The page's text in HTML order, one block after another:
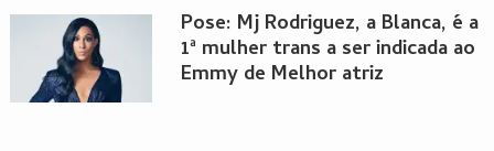
Pose: Mj Rodriguez, a Blanca, é a
1ª mulher trans a ser indicada ao
Emmy de Melhor atriz